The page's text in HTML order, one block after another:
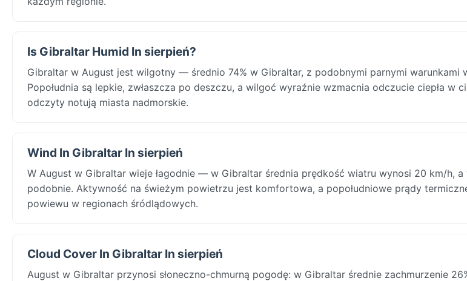
Is Gibraltar Humid In sierpień?
Gibraltar w August jest wilgotny — średnio 74% w Gibraltar, z podobnymi parnymi warunkami
Popołudnia są lepkie, zwłaszcza po deszczu, a wilgoć wyraźnie wzmacnia odczucie ciepła w
odczyty notują miasta nadmorskie.
Wind In Gibraltar In sierpień
W August w Gibraltar wieje łagodnie — w Gibraltar średnia prędkość wiatru wynosi 20 km/h, a
podobnie. Aktywność na świeżym powietrzu jest komfortowa, a popołudniowe prądy
powiewu w regionach śródlądowych.
Cloud Cover In Gibraltar In sierpień
August w Gibraltar przynosi słoneczno-chmurną pogodę: w Gibraltar średnie zachmurzenie